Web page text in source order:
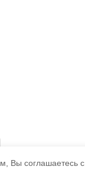
Вы соглашаетесь с